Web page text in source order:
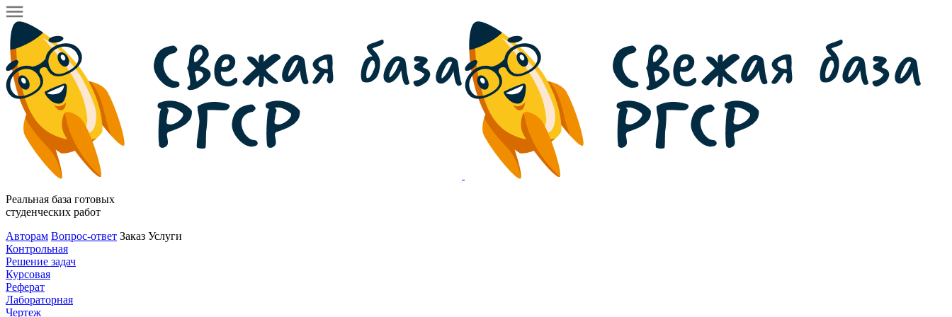
Реальная база готовых
студенческих работ
Авторам Вопрос-ответ Заказ Услуги
Контрольная
Решение задач
Курсовая
Реферат
Лабораторная
Чертеж